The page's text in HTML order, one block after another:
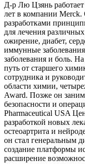
Д-р Лю Цзянь работает
лет в компании
разработками
для лечения
ожирение, диабет,
иммунные
заболевания и боль.
путь от старшего
сотрудника и
области химии,
Award. Позже он
безопасности и
Pharmaceutical USA
разработкой новых
остеоартрита и
он стал генеральным
создание платформы
расширение